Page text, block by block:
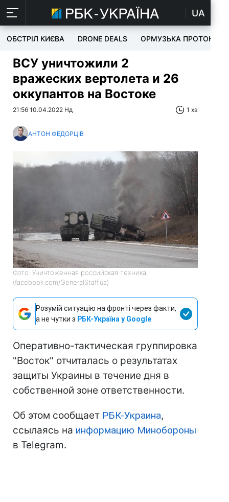
UA
ОБСТРІЛ КИЄВА DRONE DEALS ОРМУЗЬКА ПРОТОКА
ВСУ уничтожили 2
вражеских вертолета и 26
оккупантов на Востоке
21:56 10.04.2022 Нд 1 хв
АНТОН ФЕДОРЦІВ
Фото: Уничтоженная российская техника
(facebook.com/GeneralStaff.ua)
Розумій ситуацію на фронті через факти,
а не чутки з РБК-Україна у Google
Оперативно-тактическая группировка
"Восток" отчиталась о результатах
защиты Украины в течение дня в
собственной зоне ответственности.
Об этом сообщает РБК-Украина,
ссылаясь на информацию Минобороны
в Telegram.